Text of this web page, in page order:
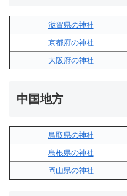
滋賀県の神社
京都府の神社
大阪府の神社
中国地方
鳥取県の神社
島根県の神社
岡山県の神社